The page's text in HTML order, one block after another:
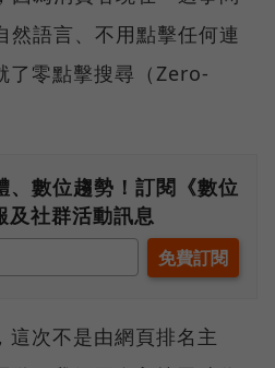
然語言、不用點擊任何連
了零點擊搜尋（Zero-
數位趨勢！訂閱《數位
及社群活動訊息
這次不是由網頁排名主